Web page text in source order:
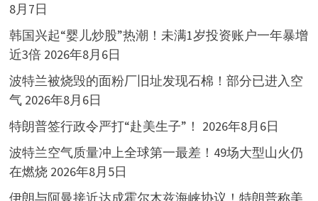
8月7日
韩国兴起“婴儿炒股”热潮！未满1岁投资账户一年暴增
近3倍 2026年8月6日
波特兰被烧毁的面粉厂旧址发现石棉！部分已进入空
气 2026年8月6日
特朗普签行政令严打“赴美生子”！ 2026年8月6日
波特兰空气质量冲上全球第一最差！49场大型山火仍
在燃烧 2026年8月5日